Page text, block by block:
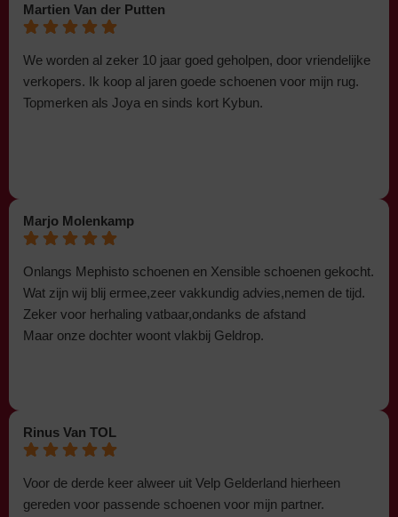
Martien Van der Putten
We worden al zeker 10 jaar goed geholpen, door vriendelijke
verkopers. Ik koop al jaren goede schoenen voor mijn rug.
Topmerken als Joya en sinds kort Kybun.
Marjo Molenkamp
Onlangs Mephisto schoenen en Xensible schoenen gekocht.
Wat zijn wij blij ermee,zeer vakkundig advies,nemen de tijd.
Zeker voor herhaling vatbaar,ondanks de afstand
Maar onze dochter woont vlakbij Geldrop.
Rinus Van TOL
Voor de derde keer alweer uit Velp Gelderland hierheen
gereden voor passende schoenen voor mijn partner.